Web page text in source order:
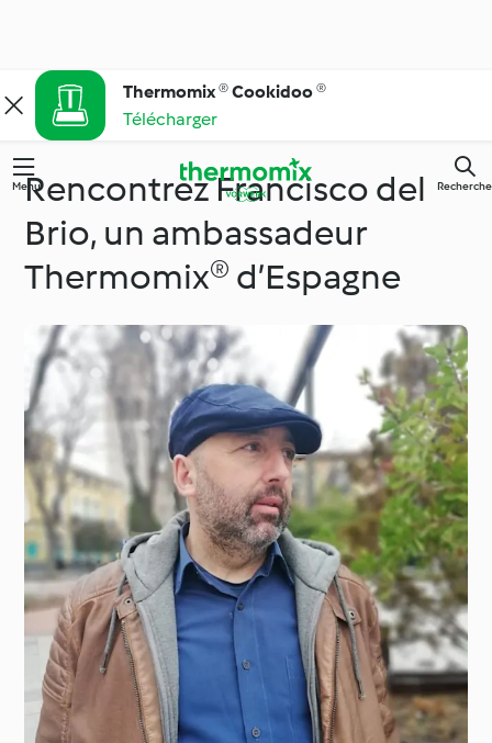
Thermomix ® Cookidoo ®
Télécharger
Menu Recherche
Rencontrez Francisco del
Brio, un ambassadeur
Thermomix® d’Espagne